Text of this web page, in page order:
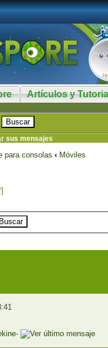
Artículos y
sus mensajes
para consolas ‹ Móviles